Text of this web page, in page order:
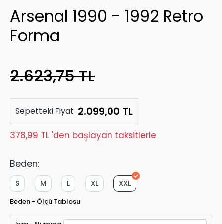
Arsenal 1990 - 1992 Retro
Forma
2.623,75 TL
Sepetteki Fiyat 2.099,00 TL
378,99 TL 'den başlayan taksitlerle
Beden:
XXL
XL
L
M
S
Beden - Ölçü Tablosu